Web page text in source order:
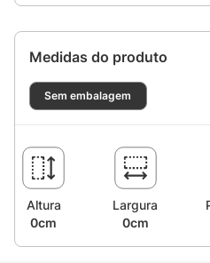
tarefa simples. Potente,
seguro para sua rotina, com o
a lenha ao máximo, sem se
WAP | Deixa tudo mais fácil
Medidas do produto
Sem embalagem
Altura
0cm
Largura
0cm